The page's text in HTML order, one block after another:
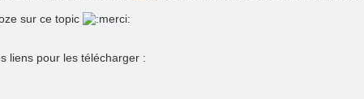
sur ce topic
liens pour les télécharger :